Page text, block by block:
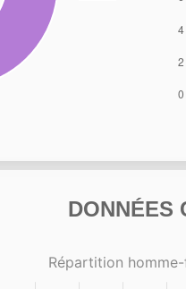
DONNÉES
Répartition